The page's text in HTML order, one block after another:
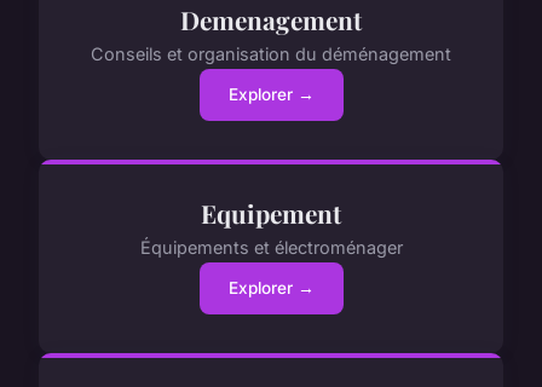
Demenagement
Conseils et organisation du déménagement
Explorer →
Equipement
Équipements et électroménager
Explorer →